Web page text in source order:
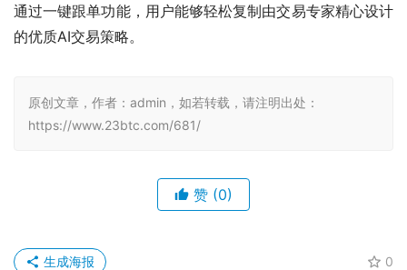
通过一键跟单功能，用户能够轻松复制由交易专家精心设计
的优质AI交易策略。
原创文章，作者：admin，如若转载，请注明出处：
https://www.23btc.com/681/
赞 (0)
0
生成海报